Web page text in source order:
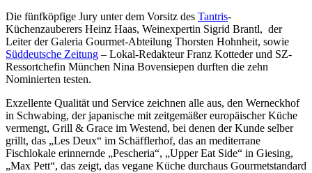
Die fünfköpfige Jury unter dem Vorsitz des Tantris-
Küchenzauberers Heinz Haas, Weinexpertin Sigrid Brantl, der
Leiter der Galeria Gourmet-Abteilung Thorsten Hohnheit, sowie
Süddeutsche Zeitung – Lokal-Redakteur Franz Kotteder und SZ-
Ressortchefin München Nina Bovensiepen durften die zehn
Nominierten testen.
Exzellente Qualität und Service zeichnen alle aus, den Werneckhof
in Schwabing, der japanische mit zeitgemäßer europäischer Küche
vermengt, Grill & Grace im Westend, bei denen der Kunde selber
grillt, das „Les Deux“ im Schäfflerhof, das an mediterrane
Fischlokale erinnernde „Pescheria“, „Upper Eat Side“ in Giesing,
„Max Pett“, das zeigt, das vegane Küche durchaus Gourmetstandard